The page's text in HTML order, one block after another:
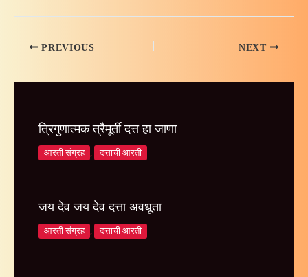
PREVIOUS NEXT
त्रिगुणात्मक त्रैमूर्ती दत्त हा जाणा
आरती संग्रह दत्ताची आरती
जय देव जय देव दत्ता अवधूता
आरती संग्रह दत्ताची आरती